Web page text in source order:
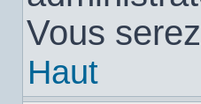
Vous
Haut